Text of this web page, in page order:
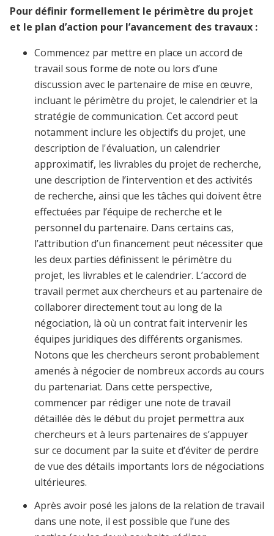
Pour définir formellement le périmètre du projet
et le plan d’action pour l’avancement des travaux :
Commencez par mettre en place un accord de
travail sous forme de note ou lors d’une
discussion avec le partenaire de mise en œuvre,
incluant le périmètre du projet, le calendrier et la
stratégie de communication. Cet accord peut
notamment inclure les objectifs du projet, une
description de l'évaluation, un calendrier
approximatif, les livrables du projet de recherche,
une description de l’intervention et des activités
de recherche, ainsi que les tâches qui doivent être
effectuées par l’équipe de recherche et le
personnel du partenaire. Dans certains cas,
l’attribution d’un financement peut nécessiter que
les deux parties définissent le périmètre du
projet, les livrables et le calendrier. L’accord de
travail permet aux chercheurs et au partenaire de
collaborer directement tout au long de la
négociation, là où un contrat fait intervenir les
équipes juridiques des différents organismes.
Notons que les chercheurs seront probablement
amenés à négocier de nombreux accords au cours
du partenariat. Dans cette perspective,
commencer par rédiger une note de travail
détaillée dès le début du projet permettra aux
chercheurs et à leurs partenaires de s’appuyer
sur ce document par la suite et d’éviter de perdre
de vue des détails importants lors de négociations
ultérieures.
Après avoir posé les jalons de la relation de travail
dans une note, il est possible que l’une des